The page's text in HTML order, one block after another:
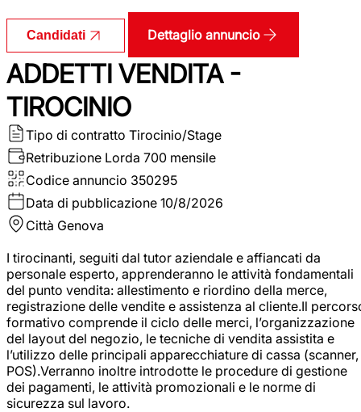
Candidati Dettaglio annuncio
ADDETTI VENDITA -
TIROCINIO
Tipo di contratto Tirocinio/Stage
Retribuzione Lorda 700 mensile
Codice annuncio 350295
Data di pubblicazione 10/8/2026
Città Genova
I tirocinanti, seguiti dal tutor aziendale e affiancati da
personale esperto, apprenderanno le attività fondamentali
del punto vendita: allestimento e riordino della merce,
registrazione delle vendite e assistenza al cliente.Il
formativo comprende il ciclo delle merci, l’organizzazione
del layout del negozio, le tecniche di vendita assistita e
l’utilizzo delle principali apparecchiature di cassa (scanner,
POS).Verranno inoltre introdotte le procedure di gestione
dei pagamenti, le attività promozionali e le norme di
sicurezza sul lavoro.